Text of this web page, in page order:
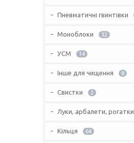
Пневматичні гвинтівки
Моноблоки 32
УСМ 14
Інше для чищення 8
Свистки 2
Луки, арбалети, рогатки
Кільця 64